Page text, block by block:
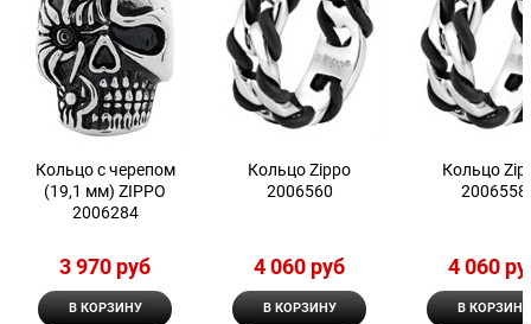
Кольцо с черепом
(19,1 мм) ZIPPO
2006284
3 970 руб
В КОРЗИНУ
Кольцо Zippo
2006560
4 060 руб
В КОРЗИНУ
Кольцо
2006558
4 060
В КОРЗИНУ